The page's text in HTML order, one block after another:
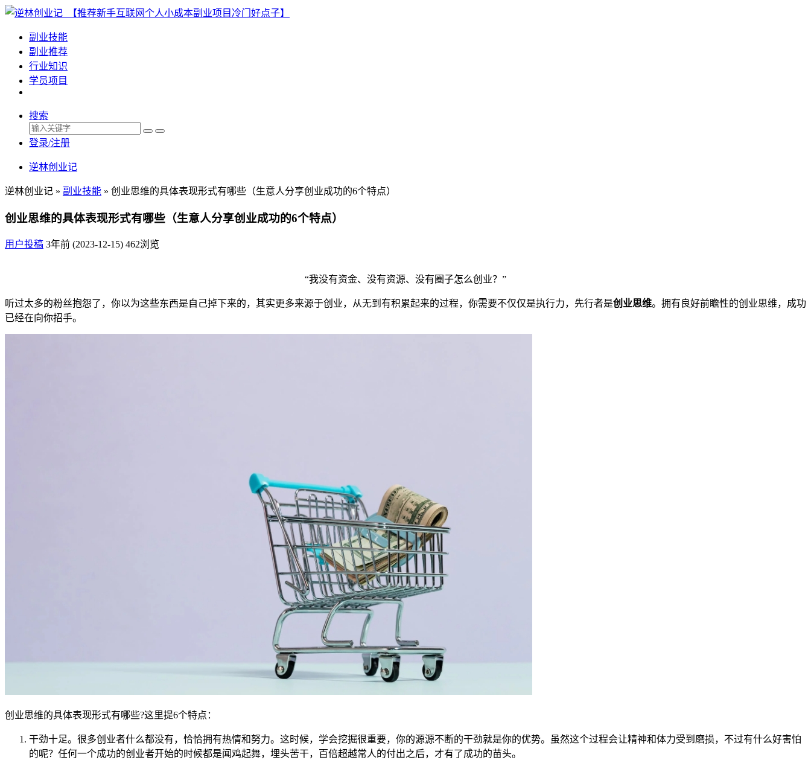
副业技能
副业推荐
行业知识
学员项目
搜索
登录/注册
逆林创业记
逆林创业记 » 副业技能 » 创业思维的具体表现形式有哪些（生意人分享创业成功的6个特点）
创业思维的具体表现形式有哪些（生意人分享创业成功的6个特点）
用户投稿 3年前 (2023-12-15) 462浏览
“我没有资金、没有资源、没有圈子怎么创业？”
听过太多的粉丝抱怨了，你以为这些东西是自己掉下来的，其实更多来源于创业，从无到有积累起来的过程，你需要不仅仅是执行力，先行者是创业思维。拥有良好前瞻性的创业思维，成功
已经在向你招手。
创业思维的具体表现形式有哪些?这里提6个特点：
干劲十足。很多创业者什么都没有，恰恰拥有热情和努力。这时候，学会挖掘很重要，你的源源不断的干劲就是你的优势。虽然这个过程会让精神和体力受到磨损，不过有什么好害怕
的呢？任何一个成功的创业者开始的时候都是闻鸡起舞，埋头苦干，百倍超越常人的付出之后，才有了成功的苗头。